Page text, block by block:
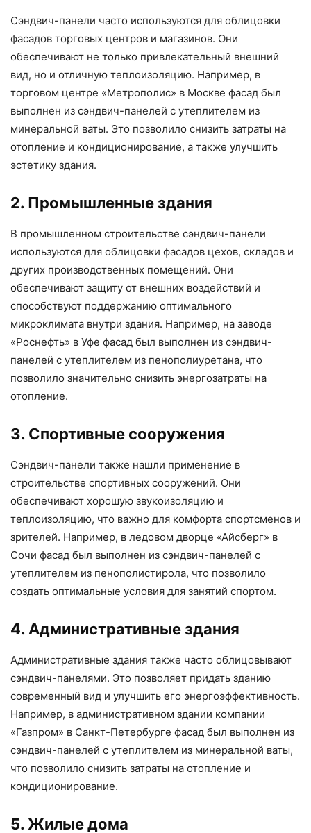
Сэндвич-панели часто используются для облицовки
фасадов торговых центров и магазинов. Они
обеспечивают не только привлекательный внешний
вид, но и отличную теплоизоляцию. Например, в
торговом центре «Метрополис» в Москве фасад был
выполнен из сэндвич-панелей с утеплителем из
минеральной ваты. Это позволило снизить затраты на
отопление и кондиционирование, а также улучшить
эстетику здания.
2. Промышленные здания
В промышленном строительстве сэндвич-панели
используются для облицовки фасадов цехов, складов и
других производственных помещений. Они
обеспечивают защиту от внешних воздействий и
способствуют поддержанию оптимального
микроклимата внутри здания. Например, на заводе
«Роснефть» в Уфе фасад был выполнен из сэндвич-
панелей с утеплителем из пенополиуретана, что
позволило значительно снизить энергозатраты на
отопление.
3. Спортивные сооружения
Сэндвич-панели также нашли применение в
строительстве спортивных сооружений. Они
обеспечивают хорошую звукоизоляцию и
теплоизоляцию, что важно для комфорта спортсменов и
зрителей. Например, в ледовом дворце «Айсберг» в
Сочи фасад был выполнен из сэндвич-панелей с
утеплителем из пенополистирола, что позволило
создать оптимальные условия для занятий спортом.
4. Административные здания
Административные здания также часто облицовывают
сэндвич-панелями. Это позволяет придать зданию
современный вид и улучшить его энергоэффективность.
Например, в административном здании компании
«Газпром» в Санкт-Петербурге фасад был выполнен из
сэндвич-панелей с утеплителем из минеральной ваты,
что позволило снизить затраты на отопление и
кондиционирование.
5. Жилые дома